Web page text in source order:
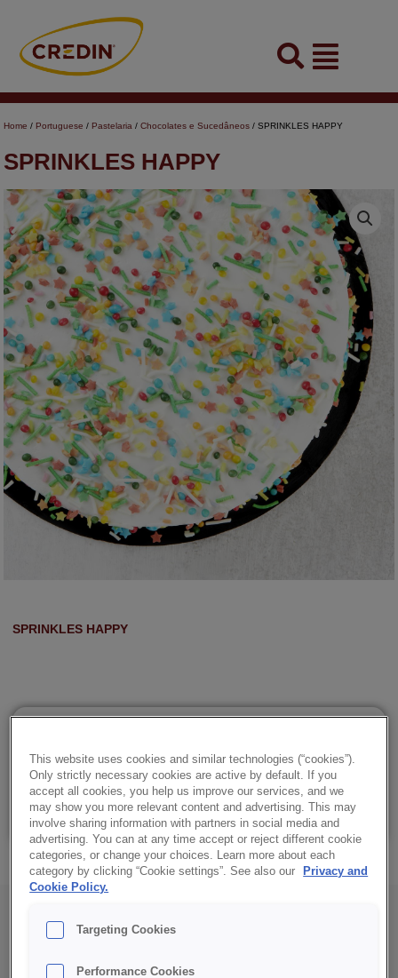
content
Flyout
Menu
Home / Portuguese / Pastelaria / Chocolates e Sucedâneos / SPRINKLES HAPPY
SPRINKLES HAPPY
SPRINKLES HAPPY
Caixa: 500 Gr
This website uses cookies and similar technologies (“cookies”).
Only strictly necessary cookies are active by default. If you
accept all cookies, you help us improve our services, and we
may show you more relevant content and advertising. This may
involve sharing information with partners in social media and
advertising. You can at any time accept or reject different cookie
categories, or change your choices. Learn more about each
category by clicking “Cookie settings”. See also our
Privacy and
Cookie Policy.
Targeting Cookies
Performance Cookies